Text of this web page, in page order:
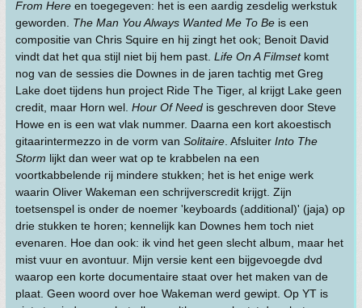
From Here en toegegeven: het is een aardig zesdelig werkstuk
geworden. The Man You Always Wanted Me To Be is een
compositie van Chris Squire en hij zingt het ook; Benoit David
vindt dat het qua stijl niet bij hem past. Life On A Filmsetkomt
nog van de sessies die Downes in de jaren tachtig met Greg
Lake doet tijdens hun project Ride The Tiger, al krijgt Lake geen
credit, maar Horn wel. Hour Of Need is geschreven door Steve
Howe en is een wat vlak nummer. Daarna een kort akoestisch
gitaarintermezzo in de vorm van Solitaire . Afsluiter Into The
Storm lijkt dan weer wat op te krabbelen na een
voortkabbelende rij mindere stukken; het is het enige werk
waarin Oliver Wakeman een schrijverscredit krijgt. Zijn
toetsenspel is onder de noemer 'keyboards (additional)' (jaja) op
drie stukken te horen; kennelijk kan Downes hem toch niet
evenaren. Hoe dan ook: ik vind het geen slecht album, maar het
mist vuur en avontuur. Mijn versie kent een bijgevoegde dvd
waarop een korte documentaire staat over het maken van de
plaat. Geen woord over hoe Wakeman werd gewipt. Op YT is